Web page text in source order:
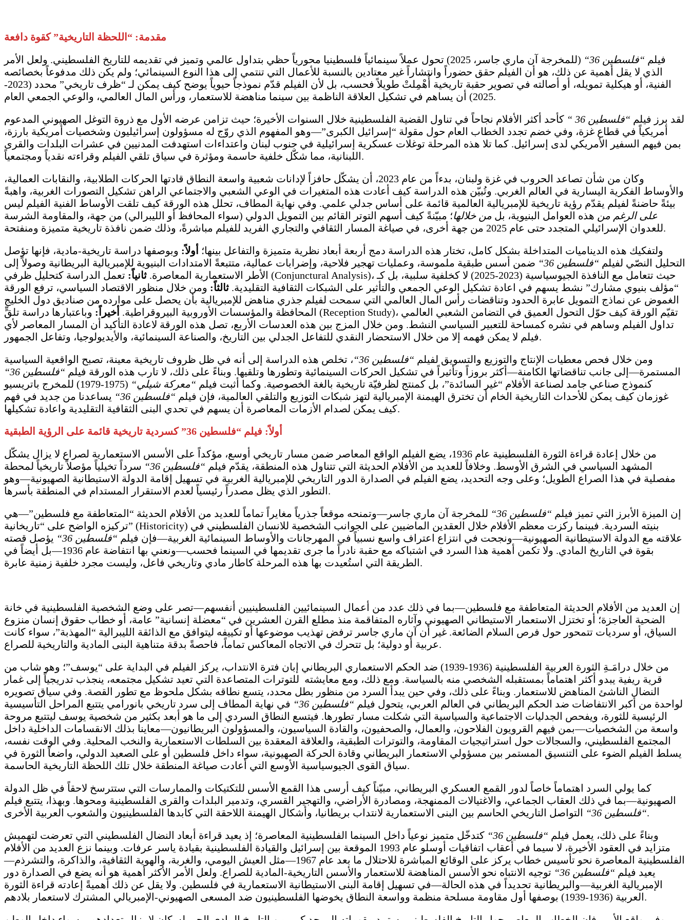
مقدمة: “اللحظة التاريخية” كقوة دافعة
فيلم “فلسطين 36 “
(للمخرجة آن ماري جاسر، 2025) تحول عملاً سينمائياً فلسطينيا محورياً حظي بتداول عالمي وتميز في تقديمه للتاريخ الفلسطيني. ولعل الأمر
الذي لا يقل أهمية عن ذلك، هو أن الفيلم حقق حضوراً وانتشاراً غير معتادين بالنسبة للأعمال التي تنتمي إلى هذا النوع السينمائي؛ ولم يكن ذلك مدفوعاً بخصائصه
الفنية، أو هيكلية تمويله، أو أصالته في تصوير حقبة تاريخية أُهْمِلتْ طويلاً فحسب، بل لأن الفيلم قدّم نموذجاً حيوياً يوضح كيف يمكن لـ “ظرف تاريخي” محدد (2023-
2025) أن يساهم في تشكيل العلاقة الناظمة بين سينما مناهضة للاستعمار، ورأس المال العالمي، والوعي الجمعي العام.
لقد برز فيلم “فلسطين 36 “ كأحد أكثر الأفلام نجاحاً في تناول القضية الفلسطينية خلال السنوات الأخيرة؛ حيث تزامن عرضه الأول مع ذروة التوغل الصهيوني المدعوم
أمريكياً في قطاع غزة، وفي خضم تجدد الخطاب العام حول مقولة “إسرائيل الكبرى”—وهو المفهوم الذي روّج له مسؤولون إسرائيليون وشخصيات أمريكية بارزة،
بمن فيهم السفير الأمريكي لدى إسرائيل. كما تلا هذه المرحلة توغلات عسكرية إسرائيلية في جنوب لبنان واعتداءات استهدفت المدنيين في عشرات البلدات والقرى
اللبنانية، مما شكّل خلفية حاسمة ومؤثرة في سياق تلقي الفيلم وقراءته نقدياً ومجتمعياً.
وكان من شأن تصاعد الحروب في غزة ولبنان، بدءاً من عام 2023، أن يشكّل حافزاً لإدانات شعبية واسعة النطاق قادتها الحركات الطلابية، والنقابات العمالية،
والأوساط الفكرية اليسارية في العالم الغربي. وتُبيّن هذه الدراسة كيف أعادت هذه المتغيرات في الوعي الشعبي والاجتماعي الراهن تشكيل التصورات الغربية، واهبةً
بيئةً حاضنةً لفيلم يقدّم رؤية تاريخية للإمبريالية العالمية قائمة على أساس جدلي علمي. وفي نهاية المطاف، تحلل هذه الورقة كيف تلقت الأوساط الفنية الفيلم ليس
على الرغم من هذه العوامل البنيوية، بل من خلالها؛ مبيّنةً كيف أسهم التوتر القائم بين التمويل الدولي (سواء المحافظ أو الليبرالي) من جهة، والمقاومة الشرسة
للعدوان الإسرائيلي المتجدد حتى عام 2025 من جهة أخرى، في صياغة المسار الثقافي والتجاري الفريد للفيلم مباشرةً، وذلك ضمن نافذة تاريخية متميزة ومنفتحة.
ولتفكيك هذه الديناميات المتداخلة بشكل كامل، تختار هذه الدراسة دمج أربعة أبعاد نظرية متميزة والتفاعل بينها؛
أولاً: وبوصفها دراسة تاريخية-مادية، فإنها تؤصل
التحليل النصّي لفيلم “فلسطين 36 “ ضمن أسس طبقية ملموسة، وعمليات تهجير فلاحية، وإضرابات عمالية، متتبعةً الامتدادات البنيوية للإمبريالية البريطانية وصولاً إلى
الأطر الاستعمارية المعاصرة. ثانياً: تعمل الدراسة كتحليل ظرفي (Conjunctural Analysis)، حيث تتعامل مع النافذة الجيوسياسية (2023-2025) لا كخلفية سلبية، بل كـ
“مؤلف بنيوي مشارك” نشط يسهم في اعادة تشكيل الوعي الجمعي والتأثير على الشبكات الثقافية التقليدية. ثالثاً: ومن خلال منظور الاقتصاد السياسي، ترفع الورقة
الغموض عن نماذج التمويل عابرة الحدود وتناقضات رأس المال العالمي التي سمحت لفيلم جذري مناهض للإمبريالية بأن يحصل على موارده من صناديق دول الخليج
المحافظة والمؤسسات الأوروبية البيروقراطية. أخيراً : وباعتبارها دراسة تلقٍّ (Reception Study)، تقيّم الورقة كيف حوّل التحول العميق في التضامن الشعبي العالمي
تداول الفيلم وساهم في نشره كمساحة للتعبير السياسي النشط. ومن خلال المزج بين هذه العدسات الأربع، تصل هذه الورقة لاعادة التأكيد أن المسار المعاصر لأي
فيلم لا يمكن فهمه إلا من خلال الاستحضار النقدي للتفاعل الجدلي بين التاريخ، والصناعة السينمائية، والأيديولوجيا، وتفاعل الجمهور.
ومن خلال فحص معطيات الإنتاج والتوزيع والتسويق لفيلم “فلسطين 36 “، تخلص هذه الدراسة إلى أنه في ظل ظروف تاريخية معينة، تصبح الواقعية السياسية
المستمرة—إلى جانب تناقضاتها الكامنة—أكثر بروزاً وتأثيراً في تشكيل الحركات السينمائية وتطورها وتلقيها. وبناءً على ذلك، لا تارب هذه الورقة فيلم “فلسطين 36
“
كنموذج صناعي جامد لصناعة الأفلام “غير السائدة”، بل كمنتج لظرفيّة تاريخية بالغة الخصوصية. وكما أثبت فيلم “معركة شيلي“
(1975-1979) للمخرج باتريسيو
غوزمان كيف يمكن للأحداث التاريخية الخام أن تخترق الهيمنة الإمبريالية لتهز شبكات التوزيع والتلقي العالمية، فإن فيلم “فلسطين 36 “ يساعدنا من جديد في فهم
كيف يمكن لصدام الأزمات المعاصرة أن يسهم في تحدي البنى الثقافية التقليدية واعادة تشكيلها.
أولاً: فيلم “فلسطين 36” كسردية تاريخية قائمة على الرؤية الطبقية
من خلال إعادة قراءة الثورة الفلسطينية عام 1936، يضع الفيلم الواقع المعاصر ضمن مسار تاريخي أوسع، مؤكداً على الأسس الاستعمارية لصراع لا يزال يشكّل
المشهد السياسي في الشرق الأوسط. وخلافاً للعديد من الأفلام الحديثة التي تتناول هذه المنطقة، يقدّم فيلم “فلسطين 36 “ سرداً تخيلياً مؤصلاً تاريخياً لمحطة
مفصلية في هذا الصراع الطويل؛ وعلى وجه التحديد، يضع الفيلم في الصدارة الدور التاريخي للإمبريالية الغربية في تسهيل إقامة الدولة الاستيطانية الصهيونية—وهو
التطور الذي يظل مصدراً رئيسياً لعدم الاستقرار المستدام في المنطقة بأسرها.
إن الميزة الأبرز التي تميز فيلم “فلسطين 36 “ للمخرجة آن ماري جاسر—وتمنحه موقعاً جذرياً مغايراً تماماً للعديد من الأفلام الحديثة “المتعاطفة مع فلسطين”—هي
تركيزه الواضح على “تاريخانية” (Historicity) بنيته السردية. فبينما ركزت معظم الأفلام خلال العقدين الماضيين على الجوانب الشخصية للانسان الفلسطيني في
علاقته مع الدولة الاستيطانية الصهيونية—ونجحت في انتزاع اعتراف واسع نسبياً في المهرجانات والأوساط السينمائية الغربية—فإن فيلم “فلسطين 36 “ يؤصل قصته
بقوة في التاريخ المادي. ولا تكمن أهمية هذا السرد في اشتباكه مع حقبة نادراً ما جرى تقديمها في السينما فحسب—ونعني بها انتفاضة عام 1936—بل أيضاً في
الطريقة التي استُعيدت بها هذه المرحلة كاطار مادي وتاريخي فاعل، وليست مجرد خلفية زمنية عابرة.
إن العديد من الأفلام الحديثة المتعاطفة مع فلسطين—بما في ذلك عدد من أعمال السينمائيين الفلسطينيين أنفسهم—تصر على وضع الشخصية الفلسطينية في خانة
الضحية العاجزة؛ أو تختزل الاستعمار الاستيطاني الصهيوني وآثاره المتفاقمة منذ مطلع القرن العشرين في “معضلة إنسانية” عامة، أو خطاب حقوق إنسان منزوع
السياق، أو سرديات تتمحور حول فرص السلام الضائعة. غير أن آن ماري جاسر ترفض تهذيب موضوعها أو تكييفه ليتوافق مع الذائقة الليبرالية “المهذبة”، سواء كانت
عربية أو دولية؛ بل تتحرك في الاتجاه المعاكس تماماً، فاحصةً بدقة متناهية البنى المادية والتاريخية للصراع.
من خلال درامَـةِ الثورة العربية الفلسطينية (1936-1939) ضد الحكم الاستعماري البريطاني إبان فترة الانتداب، يركز الفيلم في البداية على “يوسف”؛ وهو شاب من
قرية ريفية يبدو أكثر اهتماماً بمستقبله الشخصي منه بالسياسة. ومع ذلك، ومع معايشته للتوترات المتصاعدة التي تعيد تشكيل مجتمعه، ينجذب تدريجياً إلى غمار
النضال الناشئ المناهض للاستعمار. وبناءً على ذلك، وفي حين يبدأ السرد من منظور بطل محدد، يتسع نطاقه بشكل ملحوظ مع تطور القصة. وفي سياق تصويره
لواحدة من أكبر الانتفاضات ضد الحكم البريطاني في العالم العربي، يتحول فيلم “فلسطين 36 “ في نهاية المطاف إلى سرد تاريخي بانورامي يتتبع المراحل التأسيسية
الرئيسية للثورة، ويفحص الجدليات الاجتماعية والسياسية التي شكلت مسار تطورها. فيتسع النطاق السردي إلى ما هو أبعد بكثير من شخصية يوسف ليتتبع مروحة
واسعة من الشخصيات—بمن فيهم القرويون الفلاحون، والعمال، والصحفيون، والقادة السياسيون، والمسؤولون البريطانيون—معاينا بذلك الانقسامات الداخلية داخل
المجتمع الفلسطيني، والسجالات حول استراتيجيات المقاومة، والتوترات الطبقية، والعلاقة المعقدة بين السلطات الاستعمارية والنخب المحلية. وفي الوقت نفسه،
يسلط الفيلم الضوء على التنسيق المستمر بين مسؤولي الاستعمار البريطاني وقادة الحركة الصهيونية، سواء داخل فلسطين أو على الصعيد الدولي، واضعاً الثورة في
سياق القوى الجيوسياسية الأوسع التي أعادت صياغة المنطقة خلال تلك اللحظة التاريخية الحاسمة.
كما يولي السرد اهتماماً خاصاً لدور القمع العسكري البريطاني، مبيّناً كيف أرسى هذا القمع الأسس للتكتيكات والممارسات التي ستترسخ لاحقاً في ظل الدولة
الصهيونية—بما في ذلك العقاب الجماعي، والاغتيالات الممنهجة، ومصادرة الأراضي، والتهجير القسري، وتدمير البلدات والقرى الفلسطينية ومحوها. وبهذا، يتتبع فيلم
“فلسطين 36 “
التواصل التاريخي الحاسم بين البنى الاستعمارية لانتداب بريطانيا، وأشكال الهيمنة اللاحقة التي كابدها الفلسطينيون والشعوب العربية الأخرى.
وبناءً على ذلك، يعمل فيلم “فلسطين 36 “ كتدخّل متميز نوعياً داخل السينما الفلسطينية المعاصرة؛ إذ يعيد قراءة أبعاد النضال الفلسطيني التي تعرضت لتهميش
متزايد في العقود الأخيرة، لا سيما في أعقاب اتفاقيات أوسلو عام 1993 الموقعة بين إسرائيل والقيادة الفلسطينية بقيادة ياسر عرفات. وبينما نزع العديد من الأفلام
الفلسطينية المعاصرة نحو تأسيس خطاب يركز على الوقائع المباشرة للاحتلال ما بعد عام 1967—مثل العيش اليومي، والغربة، والهوية الثقافية، والذاكرة، والتشرذم—
يعيد فيلم “فلسطين 36 “ توجيه الانتباه نحو الأسس المناهضة للاستعمار والأسس التاريخية-المادية للصراع. ولعل الأمر الأكثر أهمية هو أنه يضع في الصدارة دور
الإمبريالية الغربية—والبريطانية تحديداً في هذه الحالة—في تسهيل إقامة البنى الاستيطانية الاستعمارية في فلسطين. ولا يقل عن ذلك أهميةً إعادته قراءة الثورة
العربية (1936-1939) بوصفها أول مقاومة مسلحة منظمة وواسعة النطاق يخوضها الفلسطينيون ضد المسعى الصهيوني-الإمبريالي المشترك لاستعمار بلادهم.